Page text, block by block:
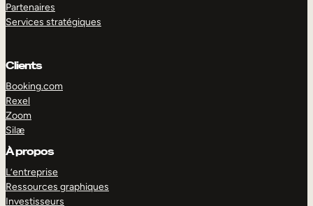
Partenaires
Services stratégiques
Clients
Booking.com
Rexel
Zoom
Silæ
À propos
L’entreprise
Ressources graphiques
Investisseurs